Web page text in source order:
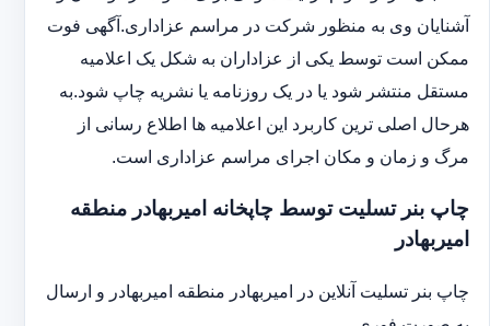
آشنایان وی به منظور شرکت در مراسم عزاداری.آگهی فوت
ممکن است توسط یکی از عزاداران به شکل یک اعلامیه
مستقل منتشر شود یا در یک روزنامه یا نشریه چاپ شود.به
هرحال اصلی ترین کاربرد این اعلامیه ها اطلاع رسانی از
مرگ و زمان و مکان اجرای مراسم عزاداری است.
چاپ بنر تسلیت توسط چاپخانه امیربهادر منطقه
امیربهادر
چاپ بنر تسلیت آنلاین در امیربهادر منطقه امیربهادر و ارسال